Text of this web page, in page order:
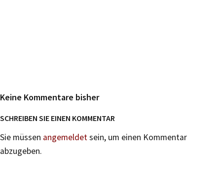
Keine Kommentare bisher
SCHREIBEN SIE EINEN KOMMENTAR
Sie müssen angemeldetsein, um einen Kommentar
abzugeben.